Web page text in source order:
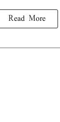
Read More